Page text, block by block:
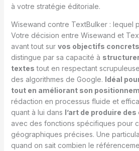
à votre stratégie éditoriale.
Wisewand contre TextBulker : lequel
Votre décision entre Wisewand et
avant tout sur vos objectifs concrets
distingue par sa capacité à
textes tout en respectant
des algorithmes de Google. Idéal
tout en améliorant son
rédaction en processus fluide et
quant à lui dans l’art de produire
avec des fonctions spécifiques pour
géographiques précises. Une
quand on sait combien le